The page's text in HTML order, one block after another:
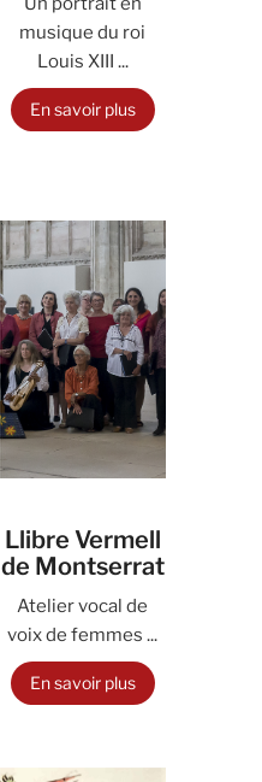
musique du roi
Louis XIII ...
En savoir plus
Llibre Vermell
de Montserrat
Atelier vocal de
voix de femmes ...
En savoir plus